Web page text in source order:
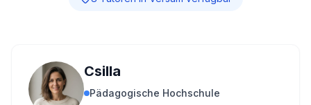
Csilla
Pädagogische Hochschule